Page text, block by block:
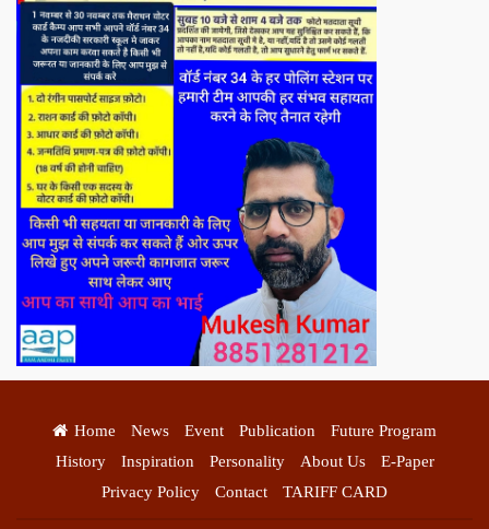
Home News Event Publication
Future Program
History
Inspiration Personality About Us
E-Paper
Privacy Policy
Contact TARIFF CARD